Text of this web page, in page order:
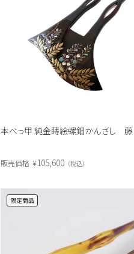
本べっ甲 純金蒔絵螺鈿かんざし 藤
販売価格 ¥105,600 税込
限定商品